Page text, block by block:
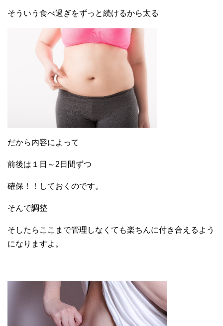
そういう食べ過ぎをずっと続けるから太る
だから内容によって
前後は１日～2日間ずつ
確保！！しておくのです。
そんで調整
そしたらここまで管理しなくても楽ちんに付き合えるよう
になりますよ。